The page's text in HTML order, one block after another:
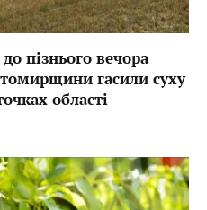
пізнього вечора
гасили суху
області